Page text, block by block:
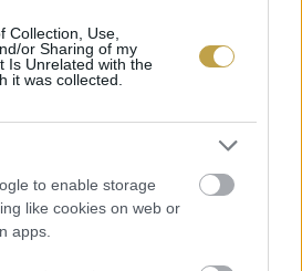
Collection, Use,
or Sharing of my
Is Unrelated with the
it was collected.
to enable storage
like cookies on web or
apps.
tulajdonképpen készen is
nem mindegy, milyen
a szerkezete, milyen
átmérője, milyen a
steak más, nincs két
is kell, és nagyon sok